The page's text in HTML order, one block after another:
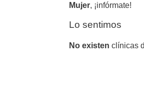
Mujer, ¡infórmate!
Lo sentimos
No existen clínicas